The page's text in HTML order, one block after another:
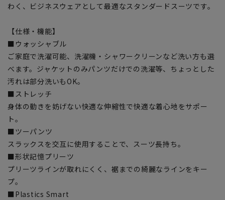
わく、ビジネスウェアとして最適なスタンダードスーツです。
【仕様・機能】
■ウォッシャブル
ご家庭で洗濯可能、洗濯機・シャワークリーンなど洗い方も選
べます。ジャケットのみパンツだけでの洗濯等、ちょっとした
汚れは部分洗いもOK。
■ストレッチ
身体の動きを妨げない快適な伸縮性で快適な着心地をサポー
ト。
■ツーパンツ
スラックスを交互に使用することで、スーツ長持ち。
■形状記憶プリーツ
プリーツラインが取れにくく、裾までの綺麗なラインをキー
プ。
■Plastics Smart